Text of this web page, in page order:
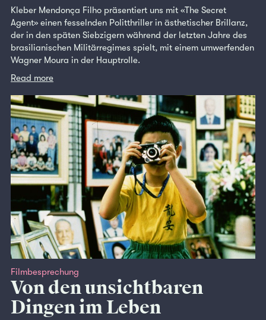
Kleber Mendonça Filho präsentiert uns mit «The Secret
Agent» einen fesselnden Politthriller in ästhetischer Brillanz,
der in den späten Siebzigern während der letzten Jahre des
brasilianischen Militärregimes spielt, mit einem umwerfenden
Wagner Moura in der Hauptrolle.
Read more
Filmbesprechung
Von den unsichtbaren
Dingen im Leben